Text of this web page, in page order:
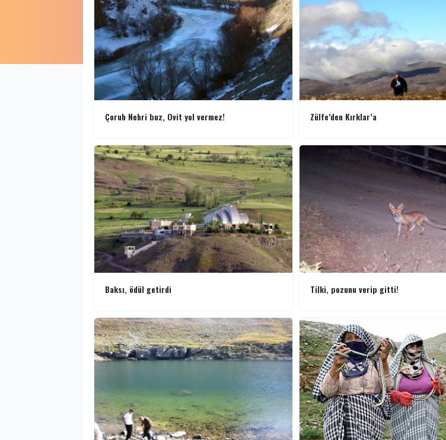
Çoruh Nehri buz, Ovit yol vermez! Zülfe’den Kırklar’a
Baksı, ödül getirdi Tilki, pozunu verip gitti!